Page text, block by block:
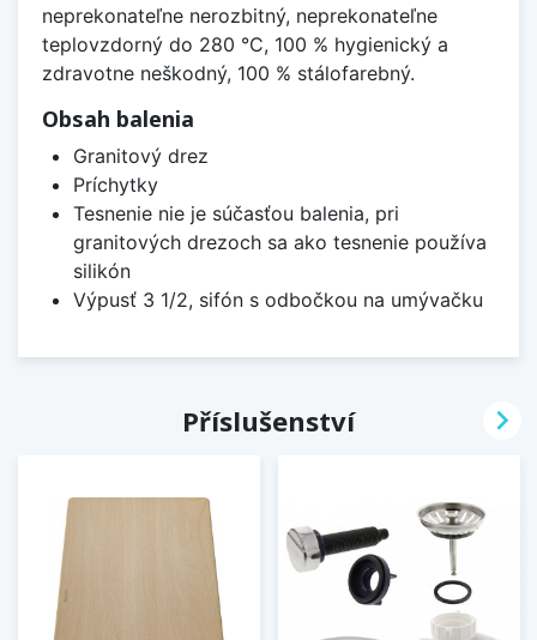
neprekonateľne nerozbitný, neprekonateľne
teplovzdorný do 280 °C, 100 % hygienický a
zdravotne neškodný, 100 % stálofarebný.
Obsah balenia
Granitový drez
Príchytky
Tesnenie nie je súčasťou balenia, pri
granitových drezoch sa ako tesnenie používa
silikón
Výpusť 3 1/2, sifón s odbočkou na umývačku
Příslušenství 